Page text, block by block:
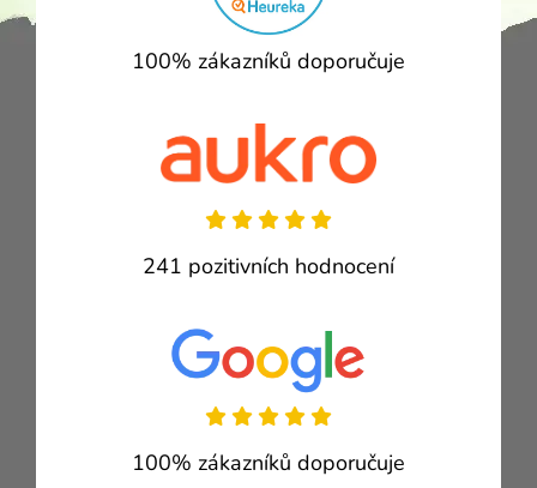
100% zákazníků doporučuje
241 pozitivních hodnocení
100% zákazníků doporučuje